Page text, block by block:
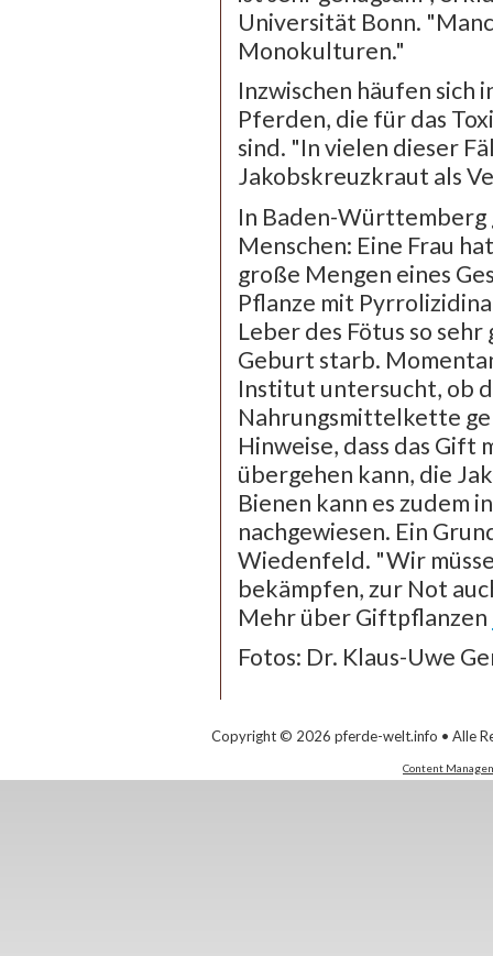
Universität Bonn.
Monokulturen."
Inzwischen häufen sich
Pferden, die für das
sind. "In vielen dieser
Jakobskreuzkraut als
In Baden-Württemberg
Menschen: Eine Frau
große Mengen eines
Pflanze mit
Leber des Fötus so
Geburt starb.
Institut untersucht, ob
Nahrungsmittelkette
Hinweise, dass das Gift
übergehen kann, die
Bienen kann es zudem
nachgewiesen. Ein
Wiedenfeld. "Wir
bekämpfen, zur Not
Mehr über Giftpflanzen
Fotos: Dr. Klaus-Uwe
Copyright © 2026 pferde-welt.info • Alle
Content